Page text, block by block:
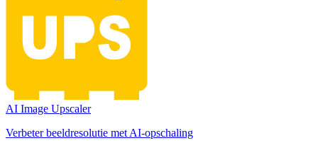
AI Image Upscaler
Verbeter beeldresolutie met AI-opschaling